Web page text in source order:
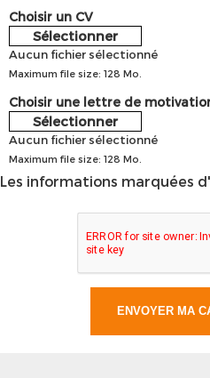
Choisir un CV
Sélectionner
Aucun fichier sélectionné
Maximum file size: 128 Mo.
Choisir une lettre de
Sélectionner
Aucun fichier sélectionné
Maximum file size: 128 Mo.
Les informations marquées